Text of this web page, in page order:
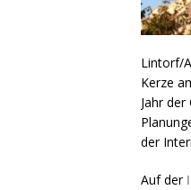
Lintorf/
Kerze
Jahr
der
Auf der